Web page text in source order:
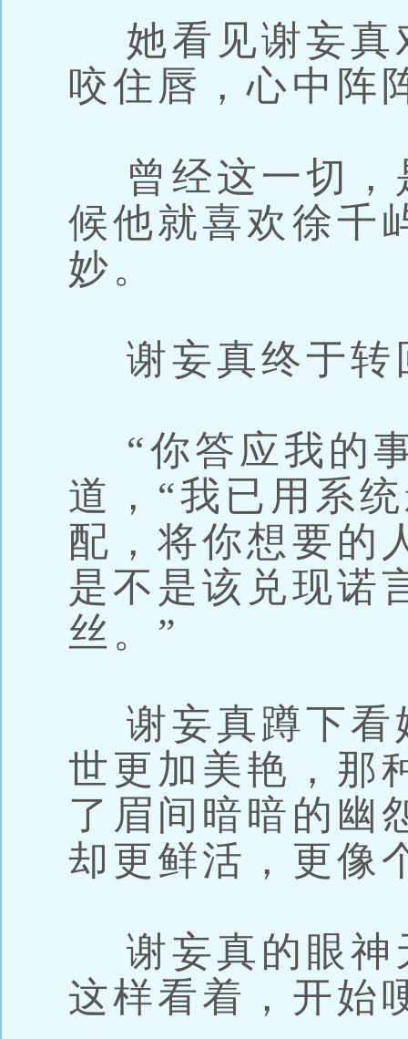
她看见谢妄真
咬住唇，心中阵
曾经这一切，
候他就喜欢徐千
妙。
谢妄真终于转
“你答应我的
道，“我已用系
配，将你想要的
是不是该兑现诺
丝。”
谢妄真蹲下看
世更加美艳，那
了眉间暗暗的幽
却更鲜活，更像
谢妄真的眼神
这样看着，开始